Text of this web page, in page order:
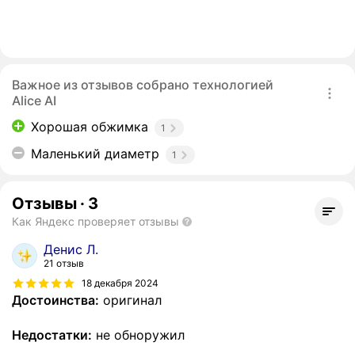
Важное из отзывов собрано технологией
Alice AI
Хорошая обжимка
1
Маленький диаметр 1
Отзывы · 3
Как Яндекс проверяет отзывы
Денис Л.
21 отзыв
18 декабря 2024
Достоинства: оригинал
Недостатки: не обноружил